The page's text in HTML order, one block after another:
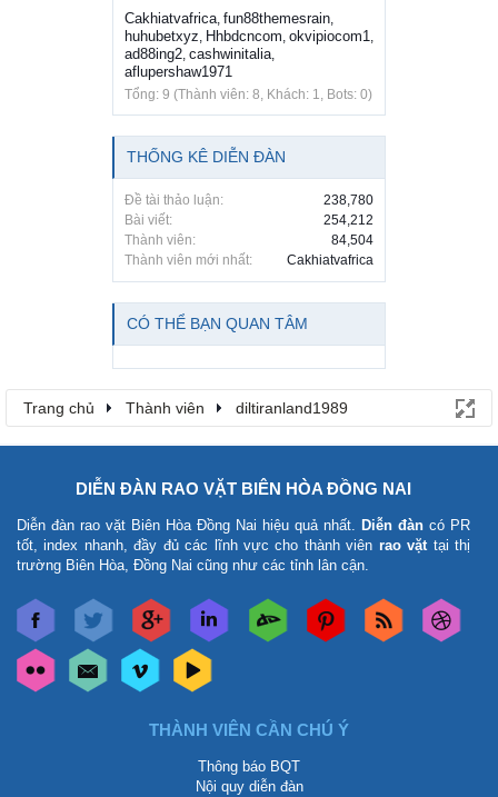
Cakhiatvafrica, fun88themesrain,
huhubetxyz, Hhbdcncom, okvipiocom1,
ad88ing2, cashwinitalia,
aflupershaw1971
Tổng: 9 (Thành viên: 8, Khách: 1, Bots: 0)
THỐNG KÊ DIỄN ĐÀN
Đề tài thảo luận:
238,780
Bài viết:
254,212
Thành viên:
84,504
Thành viên mới nhất:
Cakhiatvafrica
CÓ THỂ BẠN QUAN TÂM
Trang chủ Thành viên diltiranland1989
DIỄN ĐÀN RAO VẶT BIÊN HÒA ĐỒNG NAI
Diễn đàn rao vặt Biên Hòa Đồng Nai hiệu quả nhất. Diễn đàn có PR
tốt, index nhanh, đầy đủ các lĩnh vực cho thành viên rao vặttại thị
trường Biên Hòa, Đồng Nai cũng như các tỉnh lân cận.
THÀNH VIÊN CẦN CHÚ Ý
Thông báo BQT
Nội quy diễn đàn